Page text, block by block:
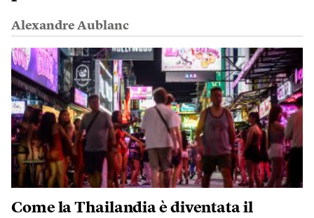
Alexandre Aublanc
Come la Thailandia è diventata il